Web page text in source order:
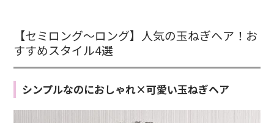
【セミロング〜ロング】人気の玉ねぎヘア！お
すすめスタイル4選
シンプルなのにおしゃれ×可愛い玉ねぎヘア